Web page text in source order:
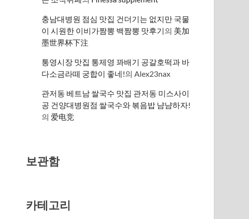
충남대병원 점심 맛집 건더기는 없지만 국물
이 시원한 이비가짬뽕 백짬뽕 맛후기의 美加
墨世界杯下注
통영시장 맛집 통제영 꽈배기 공갈호떡과 바
다소금라떼 궁합이 좋네!의Alex23nax
관저동 베트남 쌀국수 맛집 관저동 미스사이
공 건양대병원점 쌀국수와 볶음밥 냠냠하자!
의 爱电竞
보관함
카테고리